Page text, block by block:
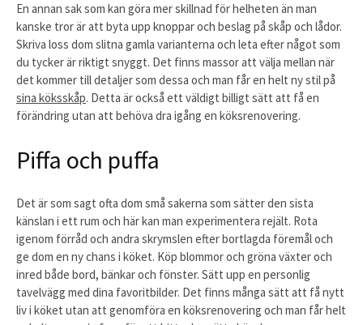
En annan sak som kan göra mer skillnad för helheten än man
kanske tror är att byta upp knoppar och beslag på skåp och lådor.
Skriva loss dom slitna gamla varianterna och leta efter något som
du tycker är riktigt snyggt. Det finns massor att välja mellan när
det kommer till detaljer som dessa och man får en helt ny stil på
sina köksskåp. Detta är också ett väldigt billigt sätt att få en
förändring utan att behöva dra igång en köksrenovering.
Piffa och puffa
Det är som sagt ofta dom små sakerna som sätter den sista
känslan i ett rum och här kan man experimentera rejält. Rota
igenom förråd och andra skrymslen efter bortlagda föremål och
ge dom en ny chans i köket. Köp blommor och gröna växter och
inred både bord, bänkar och fönster. Sätt upp en personlig
tavelvägg med dina favoritbilder. Det finns många sätt att få nytt
liv i köket utan att genomföra en köksrenovering och man får helt